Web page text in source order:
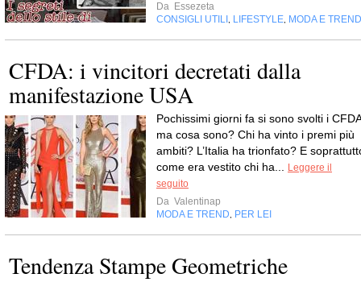
Da Essezeta
CONSIGLI UTILI , LIFESTYLE, MODA E TREND
CFDA: i vincitori decretati dalla
manifestazione USA
Pochissimi giorni fa si sono svolti i
ma cosa sono? Chi ha vinto i premi più
ambiti? L’Italia ha trionfato? E
come era vestito chi ha... Leggere il
seguito
Da Valentinap
MODA E TREND, PER LEI
Tendenza Stampe Geometriche